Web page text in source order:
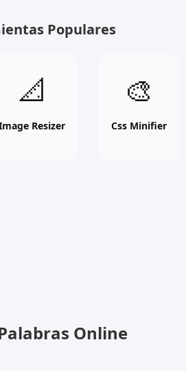
Populares
📐
Resizer
Image
Resizer
free
🎨
Css Minifier
Minifier
free
Online